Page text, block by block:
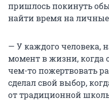
пришлось покинуть
найти время на
— У каждого человека,
момент в жизни, когда
чем-то пожертвовать
сделал свой выбор,
от традиционной